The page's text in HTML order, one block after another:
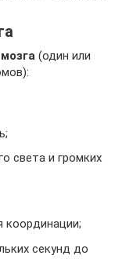
(один или
света и громких
координации;
секунд до